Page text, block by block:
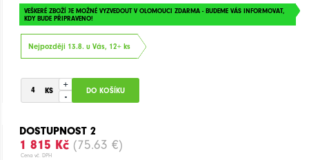
VEŠKERÉ ZBOŽÍ JE MOŽNÉ VYZVEDOUT V OLOMOUCI ZDARMA - BUDEME VÁS INFORMOVAT,
KDY BUDE PŘIPRAVENO!
Nejpozději 13.8. u Vás, 12+ ks
+
-
DOSTUPNOST 2
1 815 Kč (75.63 €)
Cena vč. DPH